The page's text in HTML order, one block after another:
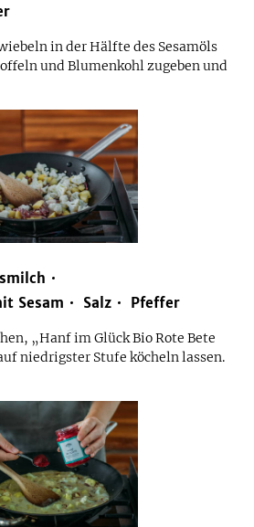
in der Hälfte des Sesamöls
und Blumenkohl zugeben und
Sesam
Salz Pfeffer
„Hanf im Glück Bio Rote Bete
niedrigster Stufe köcheln lassen.